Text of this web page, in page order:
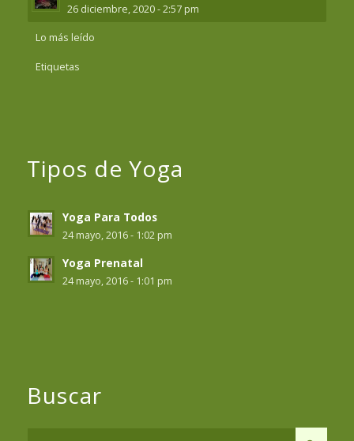
26 diciembre, 2020 - 2:57 pm
Lo más leído
Etiquetas
Tipos de Yoga
Yoga Para Todos
24 mayo, 2016 - 1:02 pm
Yoga Prenatal
24 mayo, 2016 - 1:01 pm
Buscar